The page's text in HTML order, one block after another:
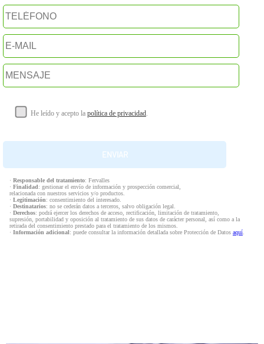
He leído y acepto la política de privacidad.
· Responsable del tratamiento: Fervalles
· Finalidad: gestionar el envío de información y prospección comercial,
relacionada con nuestros servicios y/o productos.
· Legitimación: consentimiento del interesado.
· Destinatarios: no se cederán datos a terceros, salvo obligación legal.
· Derechos: podrá ejercer los derechos de acceso, rectificación, limitación de tratamiento,
supresión, portabilidad y oposición al tratamiento de sus datos de carácter personal, así como a la
retirada del consentimiento prestado para el tratamiento de los mismos.
· Información adicional: puede consultar la información detallada sobre Protección de Datos aquí.